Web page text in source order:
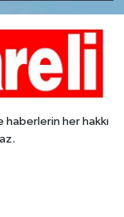
her hakkı